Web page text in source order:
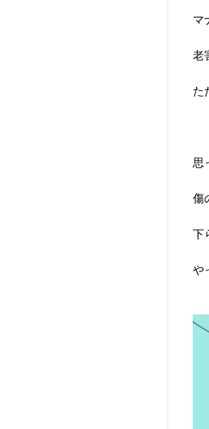
マ
老
た
思
傷
下
や